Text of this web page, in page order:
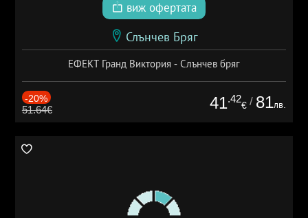
виж офертата
Слънчев Бряг
ЕФЕКТ Гранд Виктория - Слънчев бряг
-20%
51.64€ 41.42
€ / 81лв.